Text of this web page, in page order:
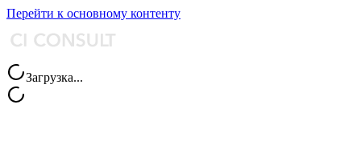
Перейти к основному контенту
Загрузка...